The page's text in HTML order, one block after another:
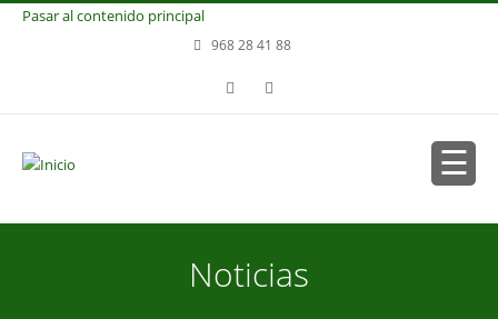
Pasar al contenido principal
968 28 41 88
Noticias